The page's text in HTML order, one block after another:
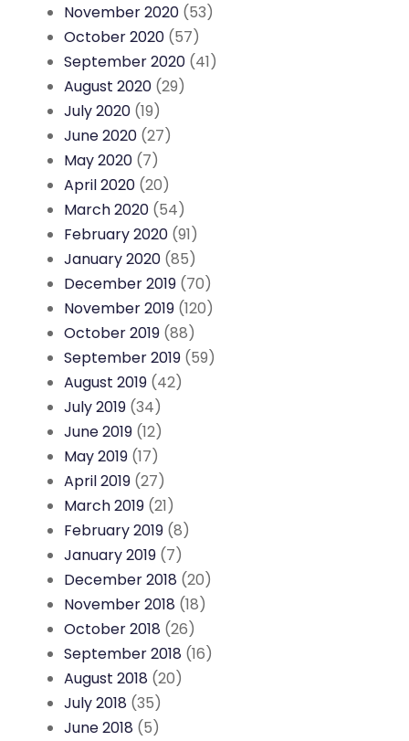
November 2020 (53)
October 2020 (57)
September 2020 (41)
August 2020 (29)
July 2020 (19)
June 2020 (27)
May 2020 (7)
April 2020 (20)
March 2020 (54)
February 2020 (91)
January 2020 (85)
December 2019 (70)
November 2019 (120)
October 2019 (88)
September 2019 (59)
August 2019 (42)
July 2019 (34)
June 2019 (12)
May 2019 (17)
April 2019 (27)
March 2019 (21)
February 2019 (8)
January 2019 (7)
December 2018 (20)
November 2018 (18)
October 2018 (26)
September 2018 (16)
August 2018 (20)
July 2018 (35)
June 2018 (5)